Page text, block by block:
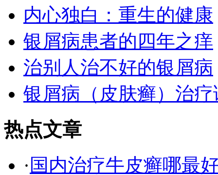
内心独白：重生的健康
银屑病患者的四年之痒
治别人治不好的银屑病
银屑病（皮肤癣）治
热点文章
· 国内治疗牛皮癣哪最